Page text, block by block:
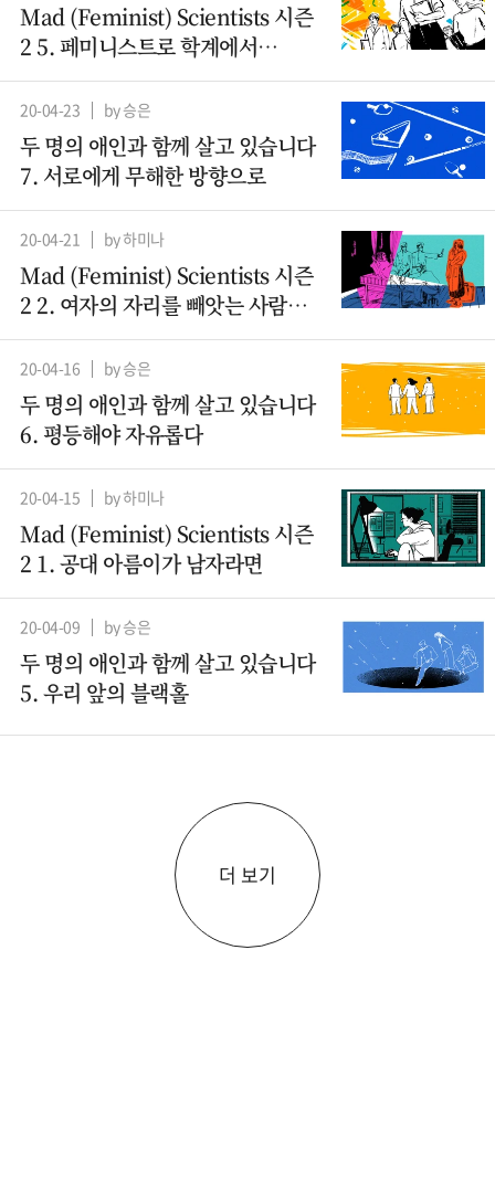
Mad (Feminist) Scientists 시즌
2 5. 페미니스트로 학계에서
살아남기
20-04-23 by 승은
두 명의 애인과 함께 살고 있습니다
7. 서로에게 무해한 방향으로
20-04-21 by 하미나
Mad (Feminist) Scientists 시즌
2 2. 여자의 자리를 빼앗는 사람들 -
산파
20-04-16 by 승은
두 명의 애인과 함께 살고 있습니다
6. 평등해야 자유롭다
20-04-15 by 하미나
Mad (Feminist) Scientists 시즌
2 1. 공대 아름이가 남자라면
20-04-09 by 승은
두 명의 애인과 함께 살고 있습니다
5. 우리 앞의 블랙홀
더 보기